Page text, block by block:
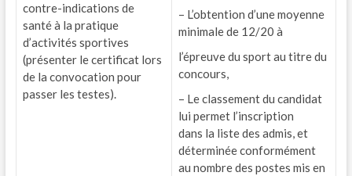
contre-indications de
santé à la pratique
d’activités sportives
(présenter le certificat lors
de la convocation pour
passer les testes).
– L’obtention d’une moyenne
minimale de 12/20 à
l’épreuve du sport au titre du
concours,
– Le classement du candidat
lui permet l’inscription
dans la liste des admis, et
déterminée conformément
au nombre des postes mis en